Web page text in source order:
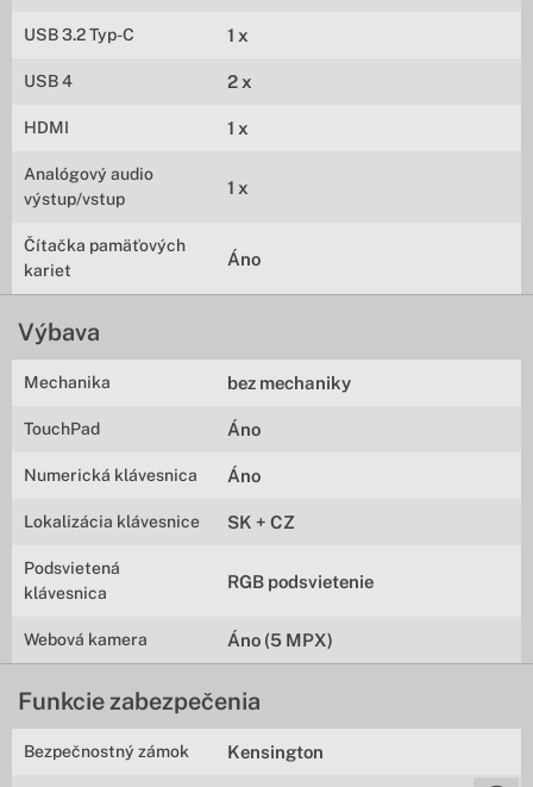
USB 3.2 Typ-C 1 x
USB 4 2 x
HDMI 1 x
Analógový audio
výstup/vstup
1 x
Čítačka pamäťových
kariet
Áno
Výbava
Mechanika bez mechaniky
TouchPad Áno
Numerická klávesnica Áno
Lokalizácia klávesnice SK + CZ
Podsvietená
klávesnica
RGB podsvietenie
Webová kamera Áno (5 MPX)
Funkcie zabezpečenia
Bezpečnostný zámok Kensington